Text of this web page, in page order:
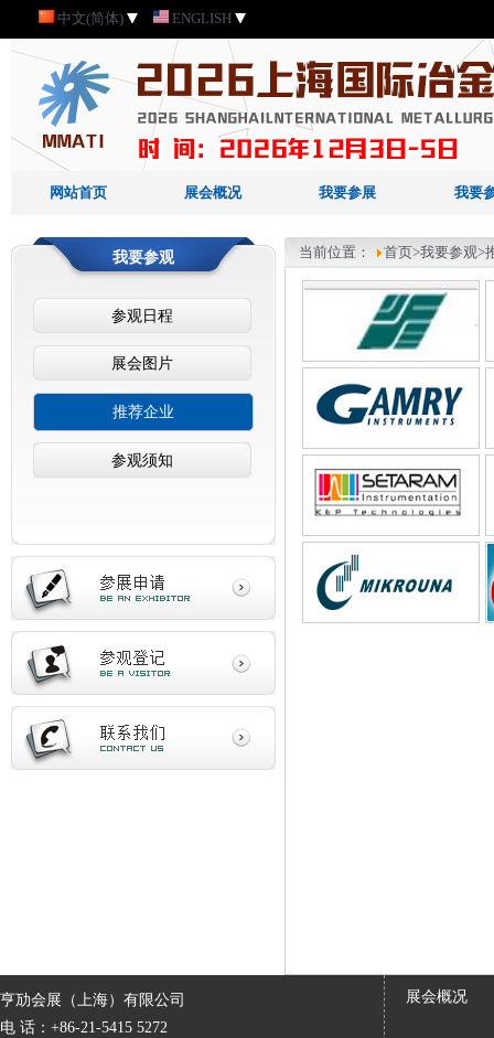
中文(简体) ENGLISH
网站首页 展会概况 我要参展 我要
我要参观
参观日程
展会图片
推荐企业
参观须知
当前位置： 首页>我要参观>
亨劢会展（上海）有限公司
电 话：+86-21-5415 5272
展会概况